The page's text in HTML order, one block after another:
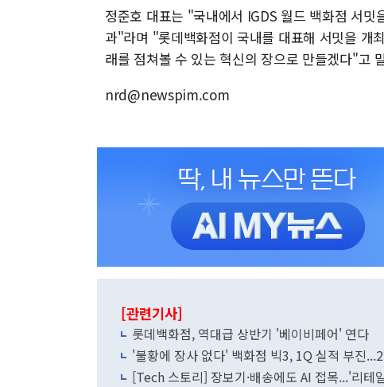
정준호 대표는 "국내에서 IGDS 월드 백화점 서
과"라며 "롯데백화점이 국내를 대표해 서밋을 개
래를 점쳐볼 수 있는 혁신의 장으로 만들겠다"고
nrd@newspim.com
[관련기사]
롯데백화점, 역대급 상반기 '베이비페어' 연다
'불황에 장사 없다' 백화점 빅3, 1Q 실적 부진
[Tech 스토리] 장보기·배송에도 AI 접목...'리테